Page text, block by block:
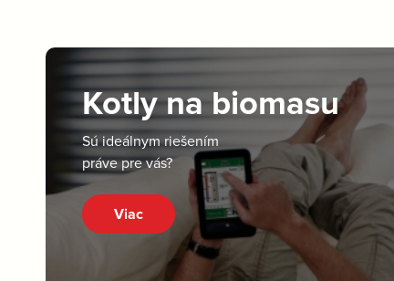
Kotly na biomasu
Sú ideálnym riešením
práve pre vás?
Viac